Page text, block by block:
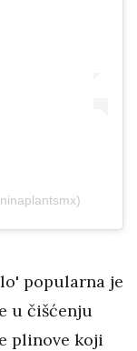
popularna je
u čišćenju
plinove koji